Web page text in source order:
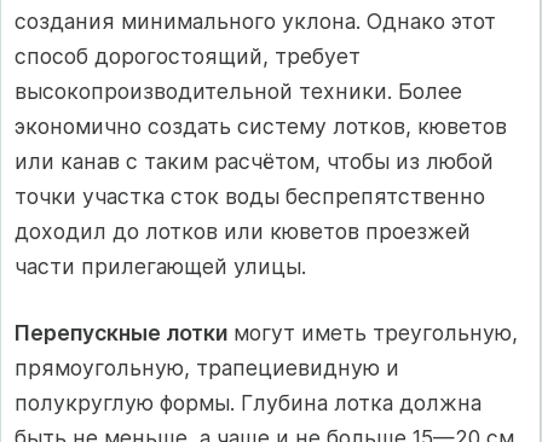
создания минимального уклона. Однако этот
способ дорогостоящий, требует
высокопроизводительной техники. Более
экономично создать систему лотков, кюветов
или канав с таким расчётом, чтобы из любой
точки участка сток воды беспрепятственно
доходил до лотков или кюветов проезжей
части прилегающей улицы.
Перепускные лотки могут иметь треугольную,
прямоугольную, трапециевидную и
полукруглую формы. Глубина лотка должна